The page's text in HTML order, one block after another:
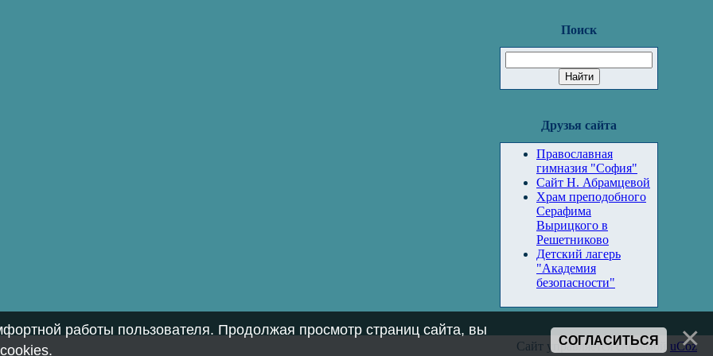
Поиск
Друзья сайта
Православная
гимназия "София"
Сайт Н. Абрамцевой
Храм преподобного
Серафима
Вырицкого в
Решетниково
Детский лагерь
"Академия
безопасности"
Сайт управляется системой uCoz
работы пользователя. Продолжая просмотр страниц сайта, вы
.
СОГЛАСИТЬСЯ